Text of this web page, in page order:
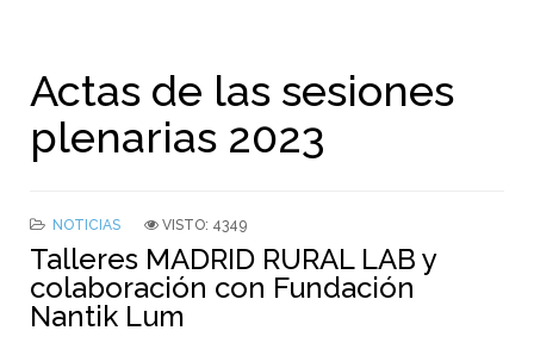
Actas de las sesiones
plenarias 2023
NOTICIAS VISTO: 4349
Talleres MADRID RURAL LAB y
colaboración con Fundación
Nantik Lum